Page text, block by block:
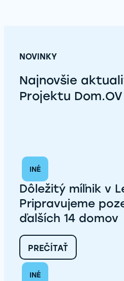
NOVINKY
Najnovšie
Projektu Dom.OV
INÉ
Dôležitý míľnik v
Pripravujeme
ďalších 14 domov
PREČÍTAŤ:
DÔLEŽITÝ
INÉ